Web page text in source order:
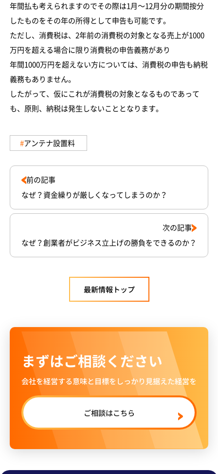
年間払も考えられますのでその際は1月～12月分の期間按分
したものをその年の所得として申告も可能です。
ただし、消費税は、2年前の消費税の対象となる売上が1000
万円を超える場合に限り消費税の申告義務があり
年間1000万円を超えない方については、消費税の申告も納税
義務もありません。
したがって、仮にこれが消費税の対象となるものであって
も、原則、納税は発生しないこととなります。
アンテナ設置料
前の記事
なぜ？資金繰りが厳しくなってしまうのか？
次の記事
なぜ？創業者がビジネス立上げの勝負をできるのか？
最新情報トップ
まずはご相談ください
会社を経営する意味と目標をしっかり見据えた経営を
ご相談はこちら